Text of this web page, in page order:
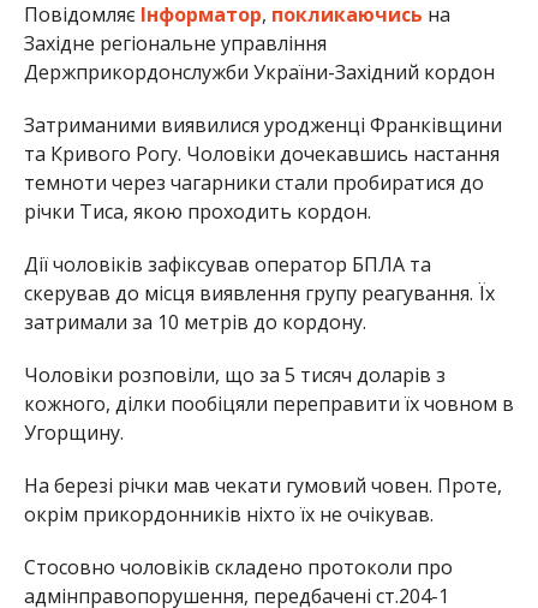
ПовідомляєІнформатор, покликаючись на
Західне регіональне управління
Держприкордонслужби України-Західний кордон
Затриманими виявилися уродженці Франківщини
та Кривого Рогу. Чоловіки дочекавшись настання
темноти через чагарники стали пробиратися до
річки Тиса, якою проходить кордон.
Дії чоловіків зафіксував оператор БПЛА та
скерував до місця виявлення групу реагування. Їх
затримали за 10 метрів до кордону.
Чоловіки розповіли, що за 5 тисяч доларів з
кожного, ділки пообіцяли переправити їх човном в
Угорщину.
На березі річки мав чекати гумовий човен. Проте,
окрім прикордонників ніхто їх не очікував.
Стосовно чоловіків складено протоколи про
адмінправопорушення, передбачені ст.204-1